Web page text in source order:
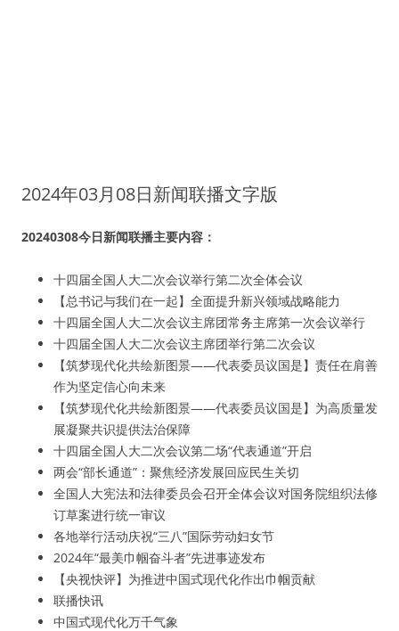
2024年03月08日新闻联播文字版
20240308今日新闻联播主要内容：
十四届全国人大二次会议举行第二次全体会议
【总书记与我们在一起】全面提升新兴领域战略能力
十四届全国人大二次会议主席团常务主席第一次会议举行
十四届全国人大二次会议主席团举行第二次会议
【筑梦现代化共绘新图景——代表委员议国是】责任在肩善
作为坚定信心向未来
【筑梦现代化共绘新图景——代表委员议国是】为高质量发
展凝聚共识提供法治保障
十四届全国人大二次会议第二场“代表通道”开启
两会“部长通道”：聚焦经济发展回应民生关切
全国人大宪法和法律委员会召开全体会议对国务院组织法修
订草案进行统一审议
各地举行活动庆祝“三八”国际劳动妇女节
2024年“最美巾帼奋斗者”先进事迹发布
【央视快评】为推进中国式现代化作出巾帼贡献
联播快讯
中国式现代化万千气象